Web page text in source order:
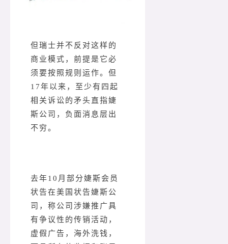
但瑞士并不反对这样的
商业模式，前提是它必
须要按照规则运作。但
17年以来，至少有四起
相关诉讼的矛头直指婕
斯公司，负面消息层出
不穷。
去年10月部分婕斯会员
状告在美国状告婕斯公
司，称公司涉嫌推广具
有争议性的传销活动，
虚假广告，海外洗钱，